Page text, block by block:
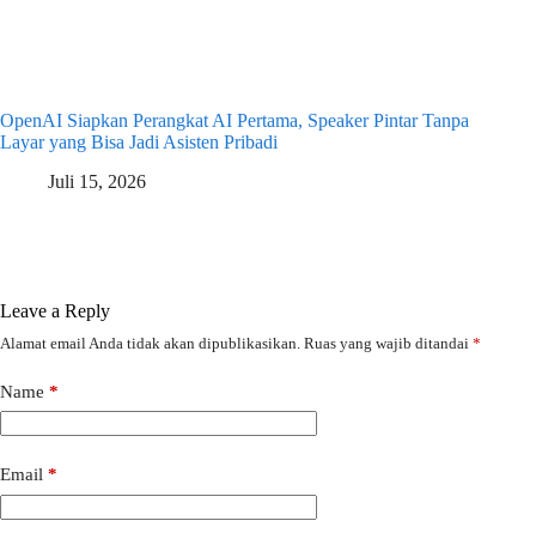
OpenAI Siapkan Perangkat AI Pertama, Speaker Pintar Tanpa
Layar yang Bisa Jadi Asisten Pribadi
Juli 15, 2026
Leave a Reply
Alamat email Anda tidak akan dipublikasikan. Ruas yang wajib ditandai *
Name *
Email *